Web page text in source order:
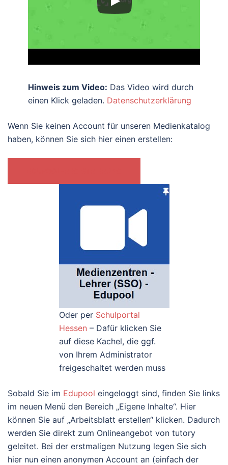
Hinweis zum Video: Das Video wird durch
einen Klick geladen. Datenschutzerklärung
Wenn Sie keinen Account für unseren Medienkatalog
haben, können Sie sich hier einen erstellen:
Oder per Schulportal
Hessen – Dafür klicken Sie
auf diese Kachel, die ggf.
von Ihrem Administrator
freigeschaltet werden muss
Sobald Sie im Edupool eingeloggt sind, finden Sie links
im neuen Menü den Bereich „Eigene Inhalte“. Hier
können Sie auf „Arbeitsblatt erstellen“ klicken. Dadurch
werden Sie direkt zum Onlineangebot von tutory
geleitet. Bei der erstmaligen Nutzung legen Sie sich
hier nun einen anonymen Account an (einfach der